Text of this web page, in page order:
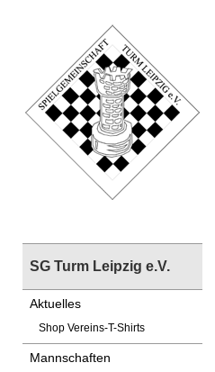
SG Turm Leipzig e.V.
Aktuelles
Shop Vereins-T-Shirts
Mannschaften